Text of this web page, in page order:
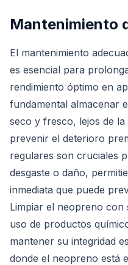
Mantenimiento
El mantenimiento
es esencial para
rendimiento óptimo en
fundamental almacenar
seco y fresco, lejos de
prevenir el deterioro
regulares son cruciales
desgaste o daño,
inmediata que puede
Limpiar el neopreno con
uso de productos
mantener su integridad
donde el neopreno está